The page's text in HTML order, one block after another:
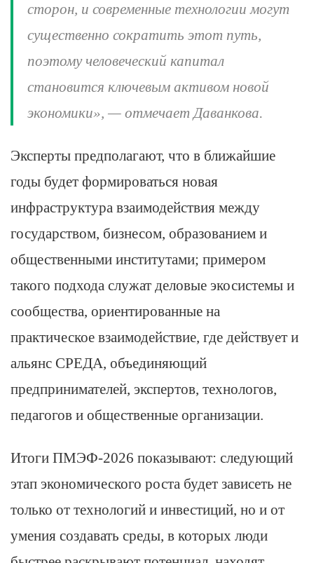
сторон, и современные технологии могут
существенно сократить этот путь,
поэтому человеческий капитал
становится ключевым активом новой
экономики», — отмечает Даванкова.
Эксперты предполагают, что в ближайшие
годы будет формироваться новая
инфраструктура взаимодействия между
государством, бизнесом, образованием и
общественными институтами; примером
такого подхода служат деловые экосистемы и
сообщества, ориентированные на
практическое взаимодействие, где действует и
альянс СРЕДА, объединяющий
предпринимателей, экспертов, технологов,
педагогов и общественные организации.
Итоги ПМЭФ‑2026 показывают: следующий
этап экономического роста будет зависеть не
только от технологий и инвестиций, но и от
умения создавать среды, в которых люди